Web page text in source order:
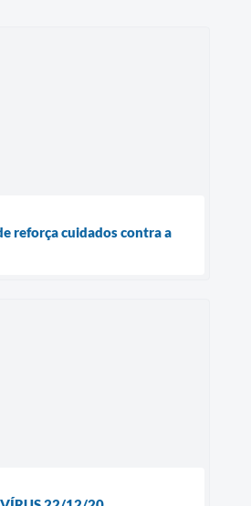
reforça cuidados contra a